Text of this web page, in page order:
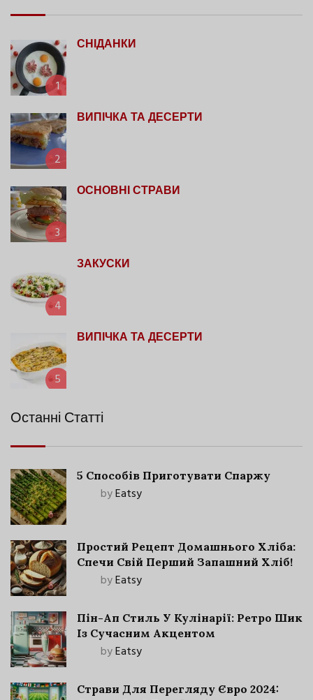
1
СНІДАНКИ
2
ВИПІЧКА ТА ДЕСЕРТИ
3
ОСНОВНІ СТРАВИ
4
ЗАКУСКИ
5
ВИПІЧКА ТА ДЕСЕРТИ
Останні Статті
5 Способів Приготувати Спаржу
byEatsy
Простий Рецепт Домашнього Хліба:
Спечи Свій Перший Запашний Хліб!
byEatsy
Пін-Ап Стиль У Кулінарії: Ретро Шик
Із Сучасним Акцентом
byEatsy
Страви Для Перегляду Євро 2024: